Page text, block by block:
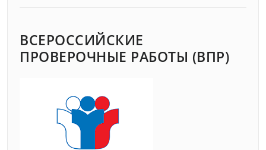
ВСЕРОССИЙСКИЕ
ПРОВЕРОЧНЫЕ РАБОТЫ (ВПР)